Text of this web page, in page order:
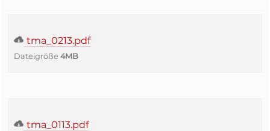
tma_0213.pdf
Dateigröße 4MB
tma_0113.pdf